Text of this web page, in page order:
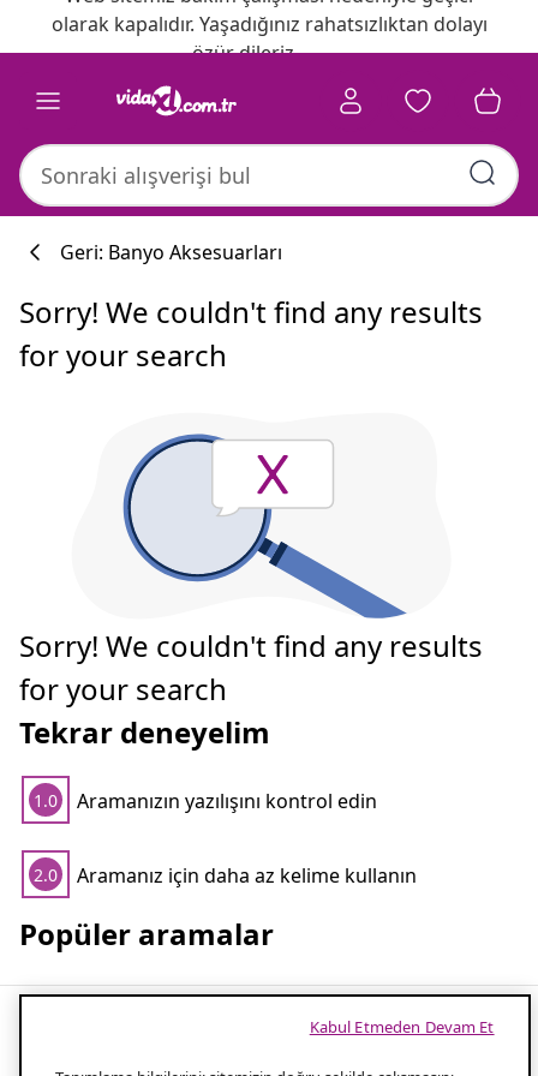
olarak kapalıdır. Yaşadığınız rahatsızlıktan dolayı
özür dileriz.
Geri: Banyo Aksesuarları
Sorry! We couldn't find any results
for your search
Sorry! We couldn't find any results
for your search
Tekrar deneyelim
1.0 Aramanızın yazılışını kontrol edin
2.0 Aramanız için daha az kelime kullanın
Popüler aramalar
Banyo perdesi borusu – banyonuza
Kabul Etmeden Devam Et